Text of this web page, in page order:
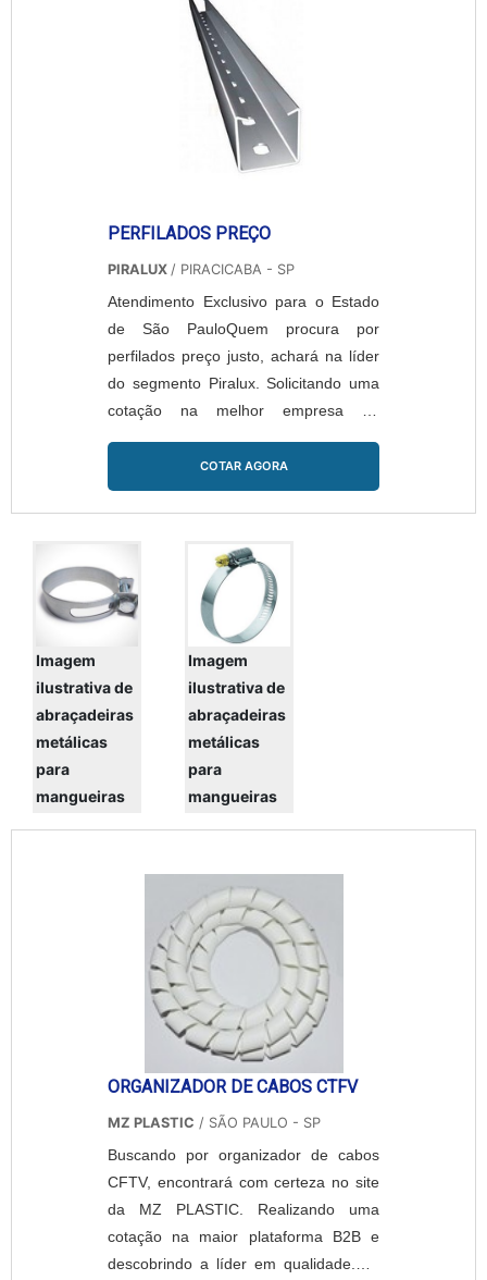
segurança, encontra na internet a
PERFILADOS PREÇO
PIRALUX / PIRACICABA - SP
Atendimento Exclusivo para o Estado
de São PauloQuem procura por
perfilados preço justo, achará na líder
do segmento Piralux. Solicitando uma
cotação na melhor empresa do
qualidade.Quando o quesito é
perfilados preço acessível, com os
profissionais da Piralux o cliente
poderá encontrar ótima qualidade com
amplo catálogo de produtos de
extrema qualidade.UM POUCO MAIS
SOBRE PERFILADOS PREÇOA Piralux
COTAR AGORA
Imagem
ilustrativa de
abraçadeiras
metálicas
para
mangueiras
Imagem
ilustrativa de
abraçadeiras
metálicas
para
mangueiras
ORGANIZADOR DE CABOS CTFV
MZ PLASTIC / SÃO PAULO - SP
Buscando por organizador de cabos
CFTV, encontrará com certeza no site
da MZ PLASTIC. Realizando uma
cotação na maior plataforma B2B e
descobrindo a líder em qualidade.UM